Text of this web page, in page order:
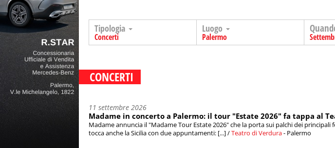
Tipologia
Concerti
Luogo
Palermo
CONCERTI
11 settembre 2026
Madame in concerto a Palermo: il tour "Estate 2026" fa tappa al
Madame annuncia il "Madame Tour Estate 2026" che la porta sui palchi dei principali
tocca anche la Sicilia con due appuntamenti: [...] /Teatro di Verdura- Palermo